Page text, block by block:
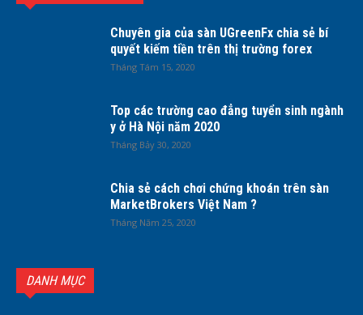
Chuyên gia của sàn UGreenFx chia sẻ bí
quyết kiếm tiền trên thị trường forex
Tháng Tám 15, 2020
Top các trường cao đẳng tuyển sinh ngành
y ở Hà Nội năm 2020
Tháng Bảy 30, 2020
Chia sẻ cách chơi chứng khoán trên sàn
MarketBrokers Việt Nam ?
Tháng Năm 25, 2020
DANH MỤC